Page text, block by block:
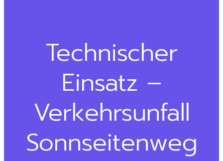
Technischer
Einsatz –
Verkehrsunfall
Sonnseitenweg